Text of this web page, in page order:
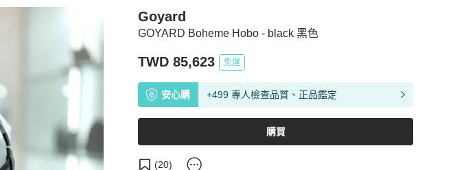
GOYARD Boheme Hobo - black 黑色
Goyard
TWD 85,623 免運
安心購 +499 專人檢查品質、正品鑑定
購買
(20)